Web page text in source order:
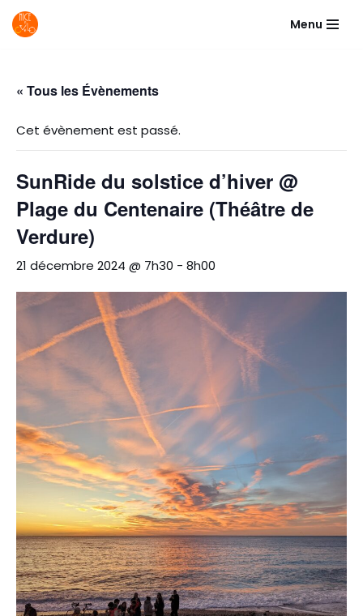
contenu
Menu
« Tous les Évènements
Cet évènement est passé.
SunRide du solstice d’hiver @
Plage du Centenaire (Théâtre de
Verdure)
21 décembre 2024 @ 7h30 - 8h00